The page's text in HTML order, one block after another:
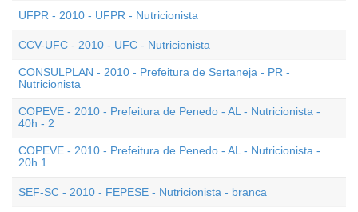
UFPR - 2010 - UFPR - Nutricionista
CCV-UFC - 2010 - UFC - Nutricionista
CONSULPLAN - 2010 - Prefeitura de Sertaneja - PR -
Nutricionista
COPEVE - 2010 - Prefeitura de Penedo - AL - Nutricionista -
40h - 2
COPEVE - 2010 - Prefeitura de Penedo - AL - Nutricionista -
20h 1
SEF-SC - 2010 - FEPESE - Nutricionista - branca